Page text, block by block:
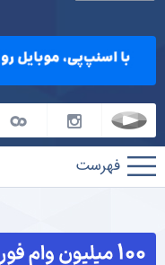
پارس
فوتبال